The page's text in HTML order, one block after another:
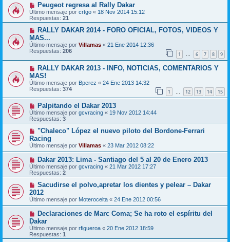
Peugeot regresa al Rally Dakar
Último mensaje por crtgo « 18 Nov 2014 15:12
Respuestas: 21
RALLY DAKAR 2014 - FORO OFICIAL, FOTOS, VIDEOS Y
MAS...
Último mensaje por Villamas « 21 Ene 2014 12:36
Respuestas: 206 1 … 6 7 8 9
RALLY DAKAR 2013 - INFO, NOTICIAS, COMENTARIOS Y
MAS!
Último mensaje por Bperez « 24 Ene 2013 14:32
Respuestas: 374 1 12 13 14 15
Palpitando el Dakar 2013
Último mensaje por gcvracing « 19 Nov 2012 14:44
Respuestas: 3
"Chaleco" López el nuevo piloto del Bordone-Ferrari
Racing
Último mensaje por Villamas « 23 Mar 2012 08:22
Dakar 2013: Lima - Santiago del 5 al 20 de Enero 2013
Último mensaje por gcvracing « 21 Mar 2012 17:27
Respuestas: 2
Sacudirse el polvo,apretar los dientes y pelear – Dakar
2012
Último mensaje por Moterocelta « 24 Ene 2012 00:56
Declaraciones de Marc Coma; Se ha roto el espíritu del
Dakar
Último mensaje por rfigueroa « 20 Ene 2012 18:59
Respuestas: 1